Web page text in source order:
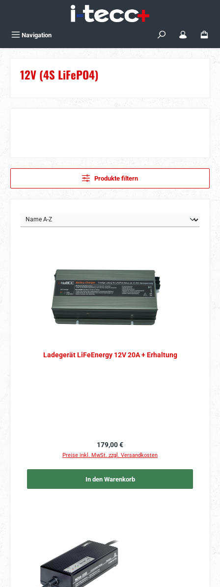
Zum Hauptinhalt springen
Navigation
12V (4S LiFePO4)
Produkte filtern
Ladegerät LiFeEnergy 12V 20A + Erhaltung
Regulärer Preis:
179,00 €
Preise inkl. MwSt. zzgl. Versandkosten
In den Warenkorb